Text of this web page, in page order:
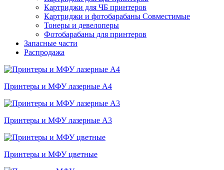
Картриджи для ЧБ принтеров
Картриджи и фотобарабаны Совместимые
Тонеры и девелоперы
Фотобарабаны для принтеров
Запасные части
Распродажа
Принтеры и МФУ лазерные А4
Принтеры и МФУ лазерные А3
Принтеры и МФУ цветные